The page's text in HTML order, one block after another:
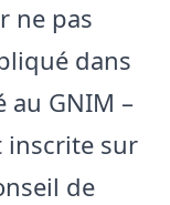
ne pas
dans
au GNIM –
inscrite sur
de